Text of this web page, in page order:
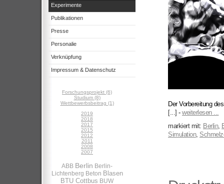
Experimente
Publikationen
Presse
Personalie
Verknüpfung
Impressum & Datenschutz
Forschungsprojekt (6)
Studium (8)
Wettbewerbsbeitrag (1)
2019
2018
2017
2015
2012
2011
2008
2007
ABB Berlin Berlin-
Lichtenberg Beton Blasen
BTU Cottbus BUW
Der Vorbereitung
[...] - weiterlesen ...
markiert mit: Berlin,
Simulation,